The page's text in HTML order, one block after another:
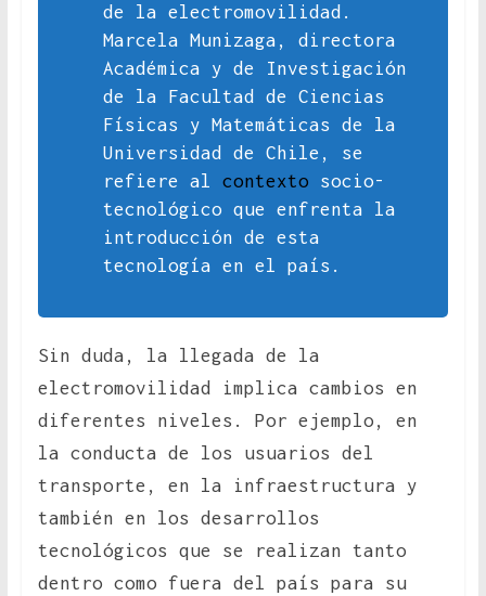
de la electromovilidad.
Marcela Munizaga, directora
Académica y de Investigación
de la Facultad de Ciencias
Físicas y Matemáticas de la
Universidad de Chile, se
refiere al contexto socio-
tecnológico que enfrenta la
introducción de esta
tecnología en el país.
Sin duda, la llegada de la
electromovilidad implica cambios en
diferentes niveles. Por ejemplo, en
la conducta de los usuarios del
transporte, en la infraestructura y
también en los desarrollos
tecnológicos que se realizan tanto
dentro como fuera del país para su